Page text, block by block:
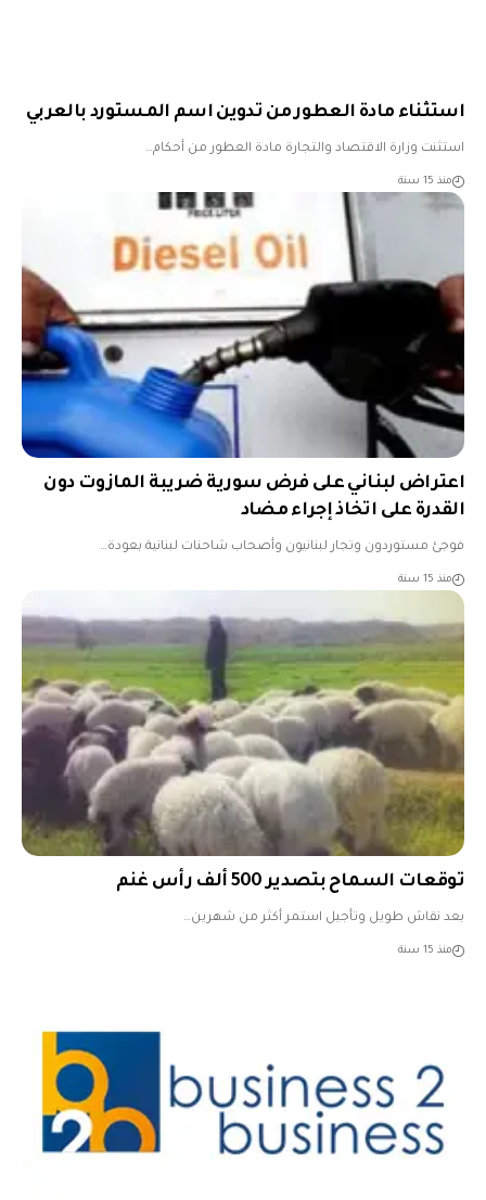
استثناء مادة العطور من تدوين اسم المستورد بالعربي
استثنت وزارة الاقتصاد والتجارة مادة العطور من أحكام…
منذ 15 سنة
اعتراض لبناني على فرض سورية ضريبة المازوت دون
القدرة على اتخاذ إجراء مضاد
فوجئ مستوردون وتجار لبنانيون وأصحاب شاحنات لبنانية بعودة…
منذ 15 سنة
توقعات السماح بتصدير 500 ألف رأس غنم
بعد نقاش طويل وتأجيل استمر أكثر من شهرين…
منذ 15 سنة